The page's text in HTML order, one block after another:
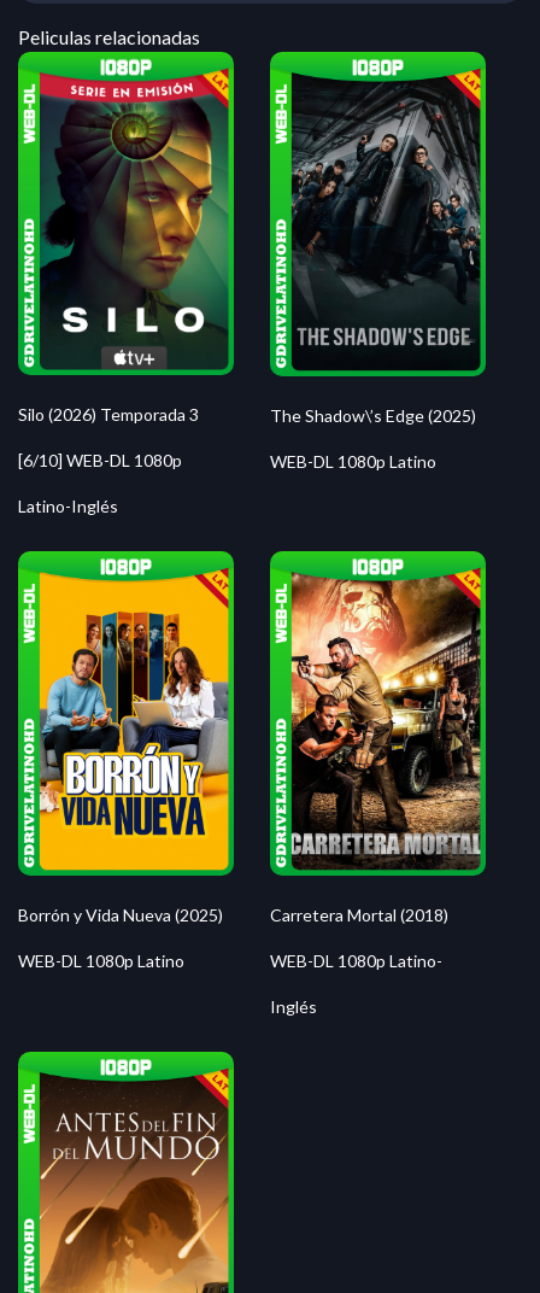
Peliculas relacionadas
Silo (2026) Temporada 3
[6/10] WEB-DL 1080p
Latino-Inglés
The Shadow\’s Edge (2025)
WEB-DL 1080p Latino
Borrón y Vida Nueva (2025)
WEB-DL 1080p Latino
Carretera Mortal (2018)
WEB-DL 1080p Latino-
Inglés